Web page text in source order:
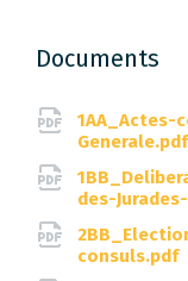
Documents
1AA_Actes-
Generale.pdf
des-
consuls.pdf